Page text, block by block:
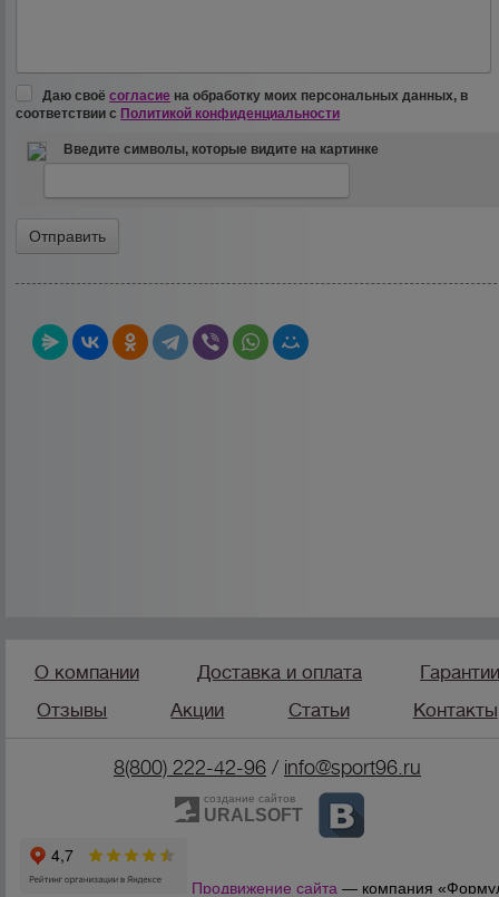
Даю своёсогласие на обработку моих персональных данных, в
соответствии с Политикой конфиденциальности
Введите символы, которые видите на картинке
О компании Доставка и оплата
Отзывы
Акции Статьи Контакты
8(800) 222-42-96/ info@sport96.ru
создание сайтов
URALSOFT
Продвижение сайта — компания